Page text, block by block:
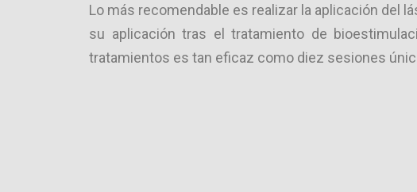
Lo más recomendable es realizar la aplicación del
su aplicación tras el tratamiento de
tratamientos es tan eficaz como diez sesiones